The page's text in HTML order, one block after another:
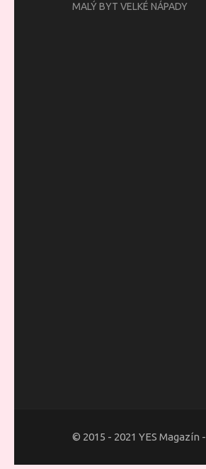
MALÝ BYT VELKÉ NÁPADY
© 2015 - 2021 YES